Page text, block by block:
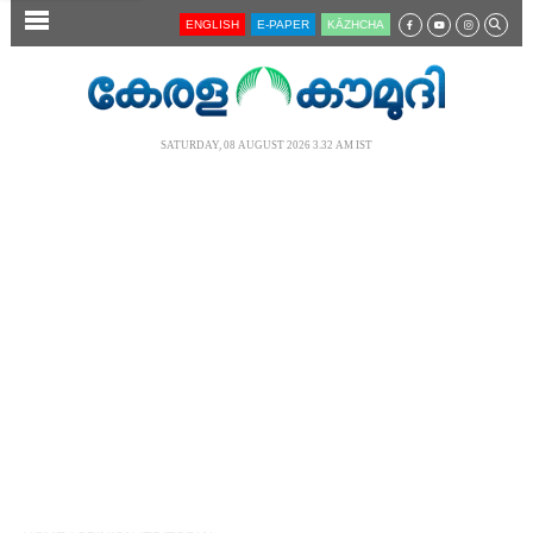
SECTIONS ENGLISH E-PAPER KĀZHCHA
SATURDAY, 08 AUGUST 2026 3.32 AM IST